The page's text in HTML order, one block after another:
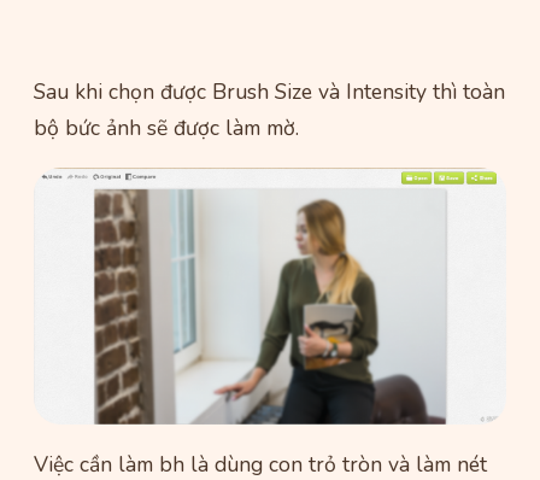
Sau khi chọn được Brush Size và Intensity thì toàn
bộ bức ảnh sẽ được làm mờ.
Việc cần làm bh là dùng con trỏ tròn và làm nét